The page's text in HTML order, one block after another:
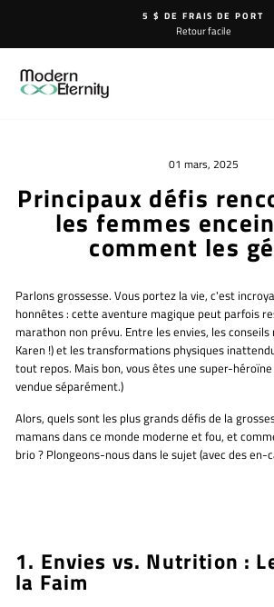
contenu
5 $ DE FRAIS DE PORT
Retour facile
01 mars, 2025
Principaux défis
les femmes
comment les
Parlons grossesse. Vous portez la vie, c'est
honnêtes : cette aventure magique peut parfois
marathon non prévu. Entre les envies, les
Karen !) et les transformations physiques
tout repos. Mais bon, vous êtes une super-
vendue séparément.)
Alors, quels sont les plus grands défis de la
mamans dans ce monde moderne et fou, et
brio ? Plongeons-nous dans le sujet (avec des en-
1. Envies vs. Nutrition :
la Faim